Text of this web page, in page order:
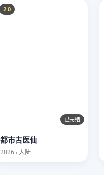
2.0
已完结
都市古医仙
2026 / 大陆